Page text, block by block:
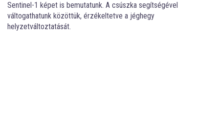
Sentinel-1 képet is bemutatunk. A csúszka segítségével
váltogathatunk közöttük, érzékeltetve a jéghegy
helyzetváltoztatását.